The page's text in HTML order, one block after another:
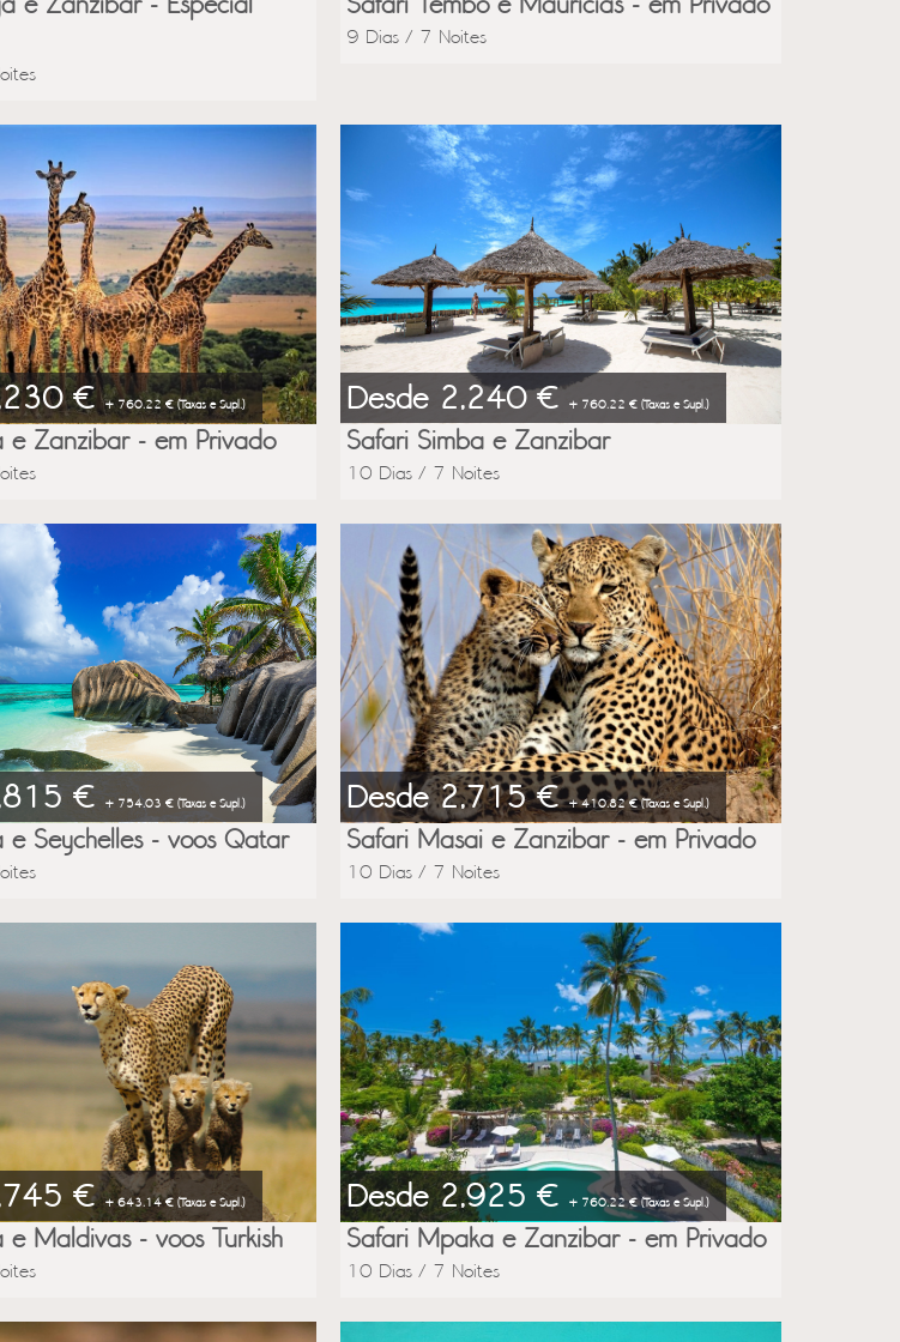
e Zanzibar - Especial
Safari Tembo e Maurícias - em Privado
9 Dias / 7 Noites
€+ 760.22 € (Taxas e Supl.)
e Zanzibar - em Privado
Desde 2,240 € + 760.22 € (Taxas e Supl.)
Safari Simba e Zanzibar
10 Dias / 7 Noites
€ + 754.03 € (Taxas e Supl.)
e Seychelles - voos Qatar
Desde 2,715 €+ 410.82 € (Taxas e Supl.)
Safari Masai e Zanzibar - em Privado
10 Dias / 7 Noites
€+ 643.14 € (Taxas e Supl.)
e Maldivas - voos Turkish
Desde 2,925 € + 760.22 € (Taxas e Supl.)
Safari Mpaka e Zanzibar - em Privado
10 Dias / 7 Noites